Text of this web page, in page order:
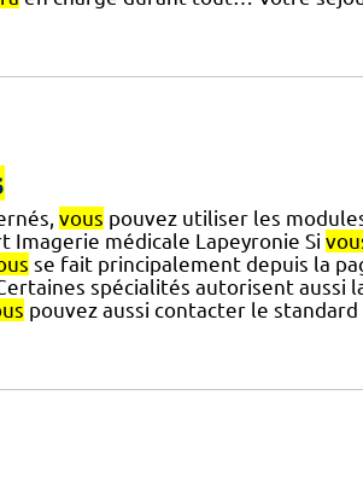
vous pouvez utiliser les
Imagerie médicale Lapeyronie Si
se fait principalement depuis la
spécialités autorisent aussi
pouvez aussi contacter le standard